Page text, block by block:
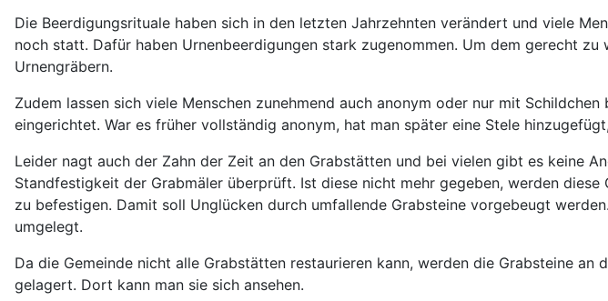
Die Beerdigungsrituale haben sich in den letzten Jahrzehnten verändert und viele
noch statt. Dafür haben Urnenbeerdigungen stark zugenommen. Um dem gerecht
Urnengräbern.
Zudem lassen sich viele Menschen zunehmend auch anonym oder nur mit
eingerichtet. War es früher vollständig anonym, hat man später eine Stele
Leider nagt auch der Zahn der Zeit an den Grabstätten und bei vielen gibt es keine
Standfestigkeit der Grabmäler überprüft. Ist diese nicht mehr gegeben, werden
zu befestigen. Damit soll Unglücken durch umfallende Grabsteine vorgebeugt
umgelegt.
Da die Gemeinde nicht alle Grabstätten restaurieren kann, werden die Grabsteine
gelagert. Dort kann man sie sich ansehen.